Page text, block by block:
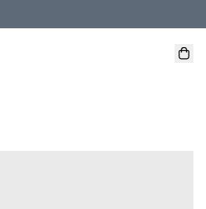
（適用於 本地送貨、本地取貨 )